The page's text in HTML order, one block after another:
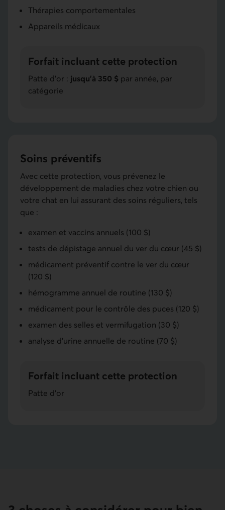
Thérapies comportementales
Appareils médicaux
Forfait incluant cette protection
Patte d'or : jusqu'à 350 $ par année, par
catégorie
Soins préventifs
Avec cette protection, vous prévenez le
développement de maladies chez votre chien ou
votre chat en lui assurant des soins réguliers, tels
que :
examen et vaccins annuels (100 $)
tests de dépistage annuel du ver du cœur (45 $)
médicament préventif contre le ver du cœur
(120 $)
hémogramme annuel de routine (130 $)
médicament pour le contrôle des puces (120 $)
examen des selles et vermifugation (30 $)
analyse d’urine annuelle de routine (70 $)
Forfait incluant cette protection
Patte d'or